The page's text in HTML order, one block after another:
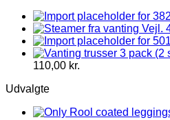
110,00 kr.
Udvalgte